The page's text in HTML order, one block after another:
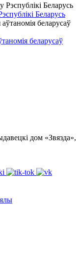
Беларусь
беларусаў
дом «Звязда»,